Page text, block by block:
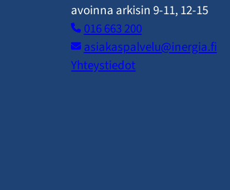
avoinna arkisin 9-11, 12-15
016 663 200
asiakaspalvelu​@inergia.fi
Yhteystiedot